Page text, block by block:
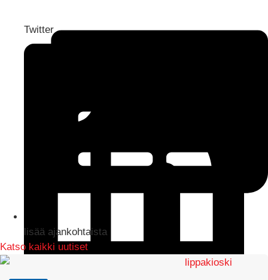
Twitter
lisää ajankohtaista
Katso kaikki uutiset